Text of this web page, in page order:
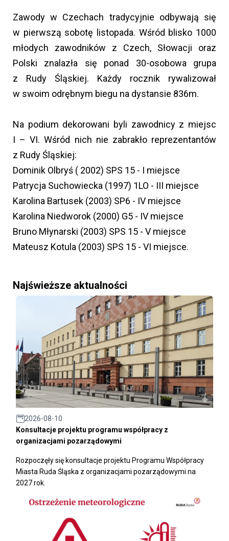
Zawody w Czechach tradycyjnie odbywają się
w pierwszą sobotę listopada. Wśród blisko 1000
młodych zawodników z Czech, Słowacji oraz
Polski znalazła się ponad 30-osobowa grupa
z Rudy Śląskiej. Każdy rocznik rywalizował
w swoim odrębnym biegu na dystansie 836m.
Na podium dekorowani byli zawodnicy z miejsc
I – VI. Wśród nich nie zabrakło reprezentantów
z Rudy Śląskiej:
Dominik Olbryś ( 2002) SPS 15 - I miejsce
Patrycja Suchowiecka (1997) 1LO - III miejsce
Karolina Bartusek (2003) SP6 - IV miejsce
Karolina Niedworok (2000) G5 - IV miejsce
Bruno Młynarski (2003) SPS 15 - V miejsce
Mateusz Kotula (2003) SPS 15 - VI miejsce.
Najświeższe aktualności
2026-08-10
Konsultacje projektu programu współpracy z
organizacjami pozarządowymi
Rozpoczęły się konsultacje projektu Programu Współpracy
Miasta Ruda Śląska z organizacjami pozarządowymi na
2027 rok.